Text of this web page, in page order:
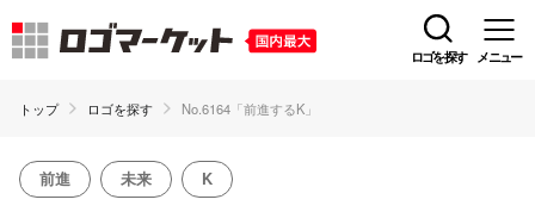
ロゴを探す メニュー
トップ ロゴを探す No.6164「前進するK」
前進 未来 K